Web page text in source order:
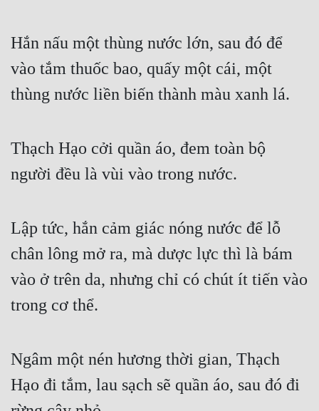
Kinh Dị
Kiếm Hiệp
Kỳ Huyễn
Lịch Sử
Mưu Mô
Mạt Thế
Mỹ Thực
Ngược
Nữ Cường
Hắn nấu một thùng nước lớn, sau đó để
vào tắm thuốc bao, quấy một cái, một
thùng nước liền biến thành màu xanh lá.
Thạch Hạo cởi quần áo, đem toàn bộ
người đều là vùi vào trong nước.
Lập tức, hắn cảm giác nóng nước để lỗ
chân lông mở ra, mà dược lực thì là bám
vào ở trên da, nhưng chỉ có chút ít tiến vào
trong cơ thể.
Ngâm một nén hương thời gian, Thạch
Hạo đi tắm, lau sạch sẽ quần áo, sau đó đi